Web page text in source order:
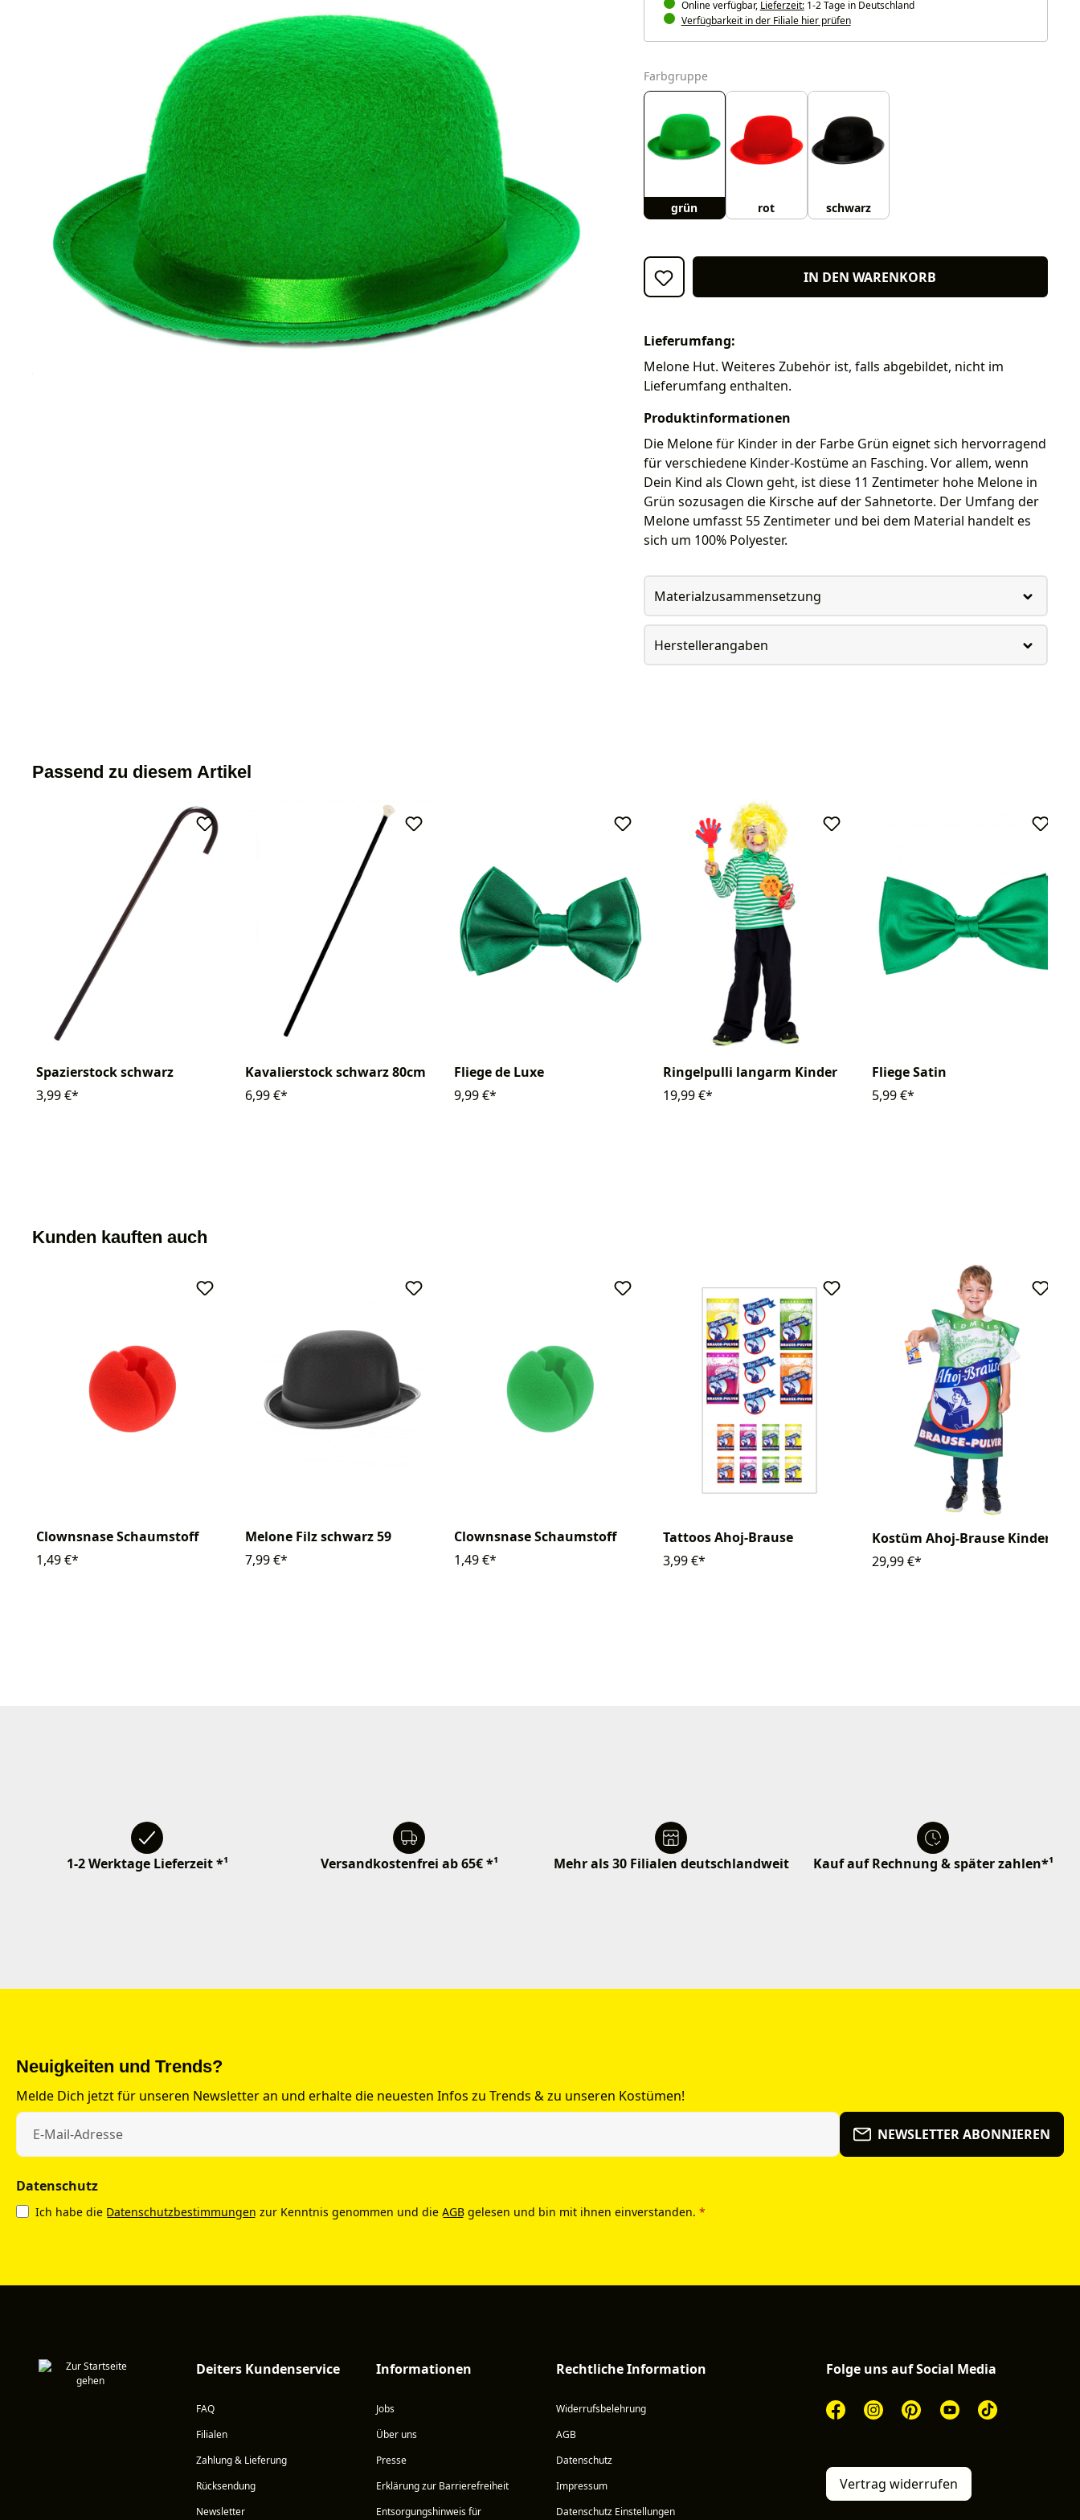
Online verfügbar, Lieferzeit:1-2 Tage in Deutschland
Verfügbarkeit in der Filiale hier prüfen
Farbgruppeauswählen
grün rot schwarz
IN DEN WARENKORB
Lieferumfang:
Melone Hut. Weiteres Zubehör ist, falls abgebildet, nicht im
Lieferumfang enthalten.
Produktinformationen
Die Melone für Kinder in der Farbe Grün eignet sich hervorragend
für verschiedene Kinder-Kostüme an Fasching. Vor allem, wenn
Dein Kind als Clown geht, ist diese 11 Zentimeter hohe Melone in
Grün sozusagen die Kirsche auf der Sahnetorte. Der Umfang der
Melone umfasst 55 Zentimeter und bei dem Material handelt es
sich um 100% Polyester.
Materialzusammensetzung
Herstellerangaben
Passend zu diesem Artikel
Spazierstock schwarz
3,99 €*
Kavalierstock schwarz 80cm
6,99 €*
Fliege de Luxe
9,99 €*
Ringelpulli langarm Kinder
19,99 €*
Fliege Satin
5,99 €*
Kunden kauften auch
Clownsnase Schaumstoff
1,49 €*
Melone Filz schwarz 59
7,99 €*
Clownsnase Schaumstoff
1,49 €*
Tattoos Ahoj-Brause
3,99 €*
Kostüm Ahoj-Brause Kinder
29,99 €*
1-2 Werktage Lieferzeit *¹ Versandkostenfrei ab 65€ *¹ Mehr als 30 Filialen deutschlandweit Kauf auf Rechnung & später zahlen*¹
Neuigkeiten und Trends?
Melde Dich jetzt für unseren Newsletter an und erhalte die neuesten Infos zu Trends & zu unseren Kostümen!
NEWSLETTER ABONNIEREN
Datenschutz
Ich habe die Datenschutzbestimmungen zur Kenntnis genommen und die AGB gelesen und bin mit ihnen einverstanden. *
Deiters Kundenservice
FAQ
Filialen
Zahlung & Lieferung
Rücksendung
Newsletter
Informationen
Jobs
Über uns
Presse
Erklärung zur Barrierefreiheit
Entsorgungshinweis für
Rechtliche Information
Widerrufsbelehrung
AGB
Datenschutz
Impressum
Datenschutz Einstellungen
Folge uns auf Social Media
Vertrag widerrufen